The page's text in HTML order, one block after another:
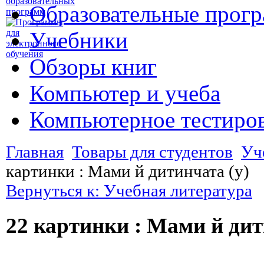
Образовательные
Учебники
Обзоры книг
Компьютер и учеба
Компьютерное
Главная Товары для студентов
картинки : Мами й дитинчата (у)
Вернуться к: Учебная литература
22 картинки : Мами й